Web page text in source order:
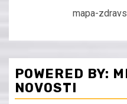
mapa-
POWERED BY:
NOVOSTI